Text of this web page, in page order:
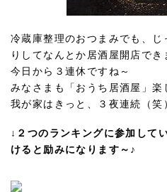
冷蔵庫整理のおつまみでも、
りしてなんとか居酒屋開店でき
今日から３連休ですね～
みなさまも「おうち居酒屋」
我が家はきっと、３夜連続（笑
↓２つのランキングに参加し
けると励みになります～♪